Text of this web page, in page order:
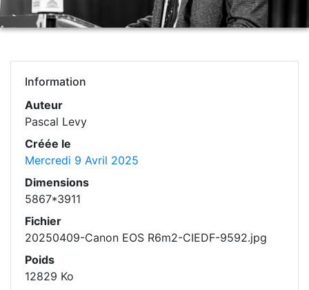
Information
Auteur
Pascal Levy
Créée le
Mercredi 9 Avril 2025
Dimensions
5867*3911
Fichier
20250409-Canon EOS R6m2-CIEDF-9592.jpg
Poids
12829 Ko